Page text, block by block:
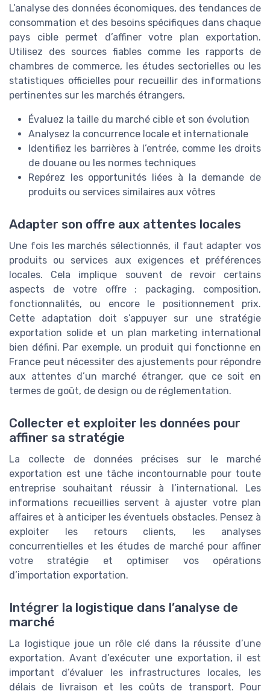
L’analyse des données économiques, des tendances de
consommation et des besoins spécifiques dans chaque
pays cible permet d’affiner votre plan exportation.
Utilisez des sources fiables comme les rapports de
chambres de commerce, les études sectorielles ou les
statistiques officielles pour recueillir des informations
pertinentes sur les marchés étrangers.
Évaluez la taille du marché cible et son évolution
Analysez la concurrence locale et internationale
Identifiez les barrières à l’entrée, comme les droits
de douane ou les normes techniques
Repérez les opportunités liées à la demande de
produits ou services similaires aux vôtres
Adapter son offre aux attentes locales
Une fois les marchés sélectionnés, il faut adapter vos
produits ou services aux exigences et préférences
locales. Cela implique souvent de revoir certains
aspects de votre offre : packaging, composition,
fonctionnalités, ou encore le positionnement prix.
Cette adaptation doit s’appuyer sur une stratégie
exportation solide et un plan marketing international
bien défini. Par exemple, un produit qui fonctionne en
France peut nécessiter des ajustements pour répondre
aux attentes d’un marché étranger, que ce soit en
termes de goût, de design ou de réglementation.
Collecter et exploiter les données pour
affiner sa stratégie
La collecte de données précises sur le marché
exportation est une tâche incontournable pour toute
entreprise souhaitant réussir à l’international. Les
informations recueillies servent à ajuster votre plan
affaires et à anticiper les éventuels obstacles. Pensez à
exploiter les retours clients, les analyses
concurrentielles et les études de marché pour affiner
votre stratégie et optimiser vos opérations
d’importation exportation.
Intégrer la logistique dans l’analyse de
marché
La logistique joue un rôle clé dans la réussite d’une
exportation. Avant d’exécuter une exportation, il est
important d’évaluer les infrastructures locales, les
délais de livraison et les coûts de transport. Pour